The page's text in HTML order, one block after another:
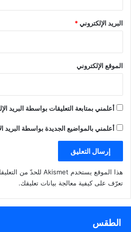
تهريب كمية كبيرة من الخمور
في حاوية قادمة من إحدى
الدول الآسيوية عبر ميناء
وعليه تم التنسيق مع قطاع
المنافذ التابع للإدارة العامة
للجمارك لضبط الحاويـة. وعلى
في الإدارة العامة لمكافحة
المخدرات وقطاع المنافذ التابع
للإدارة العامة للجمارك في
ميناء الشويخ لمتابعة التحريات،
وجمع المعلومات، وبعد التأكد
منها وتفتيش الحاوية تم العثور
على كمية كبيرة من الخمور
المستوردة، كانت مخبأة داخل
شحنة تجارية مستوردة، وبعد
المتهمين والمضبوطات إلى
البريد الإلكتروني*
الموقع الإلكتروني
أعلمني بمتابعة التعليقات بواسطة البريد
أعلمني بالمواضيع الجديدة بواسطة البريد
هذا الموقع يستخدم Akismet للحدّ من التعليقات المزعجة والغير مرغوبة.
تعرّف على كيفية معالجة بيانات تعليقك.
الطقس